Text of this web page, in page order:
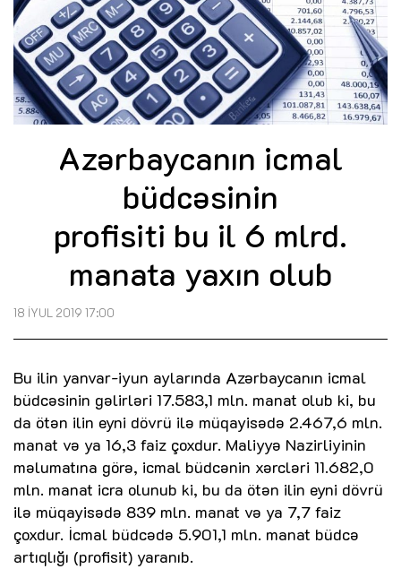
Azərbaycanın icmal
büdcəsinin
profisiti bu il 6 mlrd.
manata yaxın olub
18 İYUL 2019 17:00
Bu ilin yanvar-iyun aylarında Azərbaycanın icmal
büdcəsinin gəlirləri 17.583,1 mln. manat olub ki, bu
da ötən ilin eyni dövrü ilə müqayisədə 2.467,6 mln.
manat və ya 16,3 faiz çoxdur. Maliyyə Nazirliyinin
məlumatına görə, icmal büdcənin xərcləri 11.682,0
mln. manat icra olunub ki, bu da ötən ilin eyni dövrü
ilə müqayisədə 839 mln. manat və ya 7,7 faiz
çoxdur. İcmal büdcədə 5.901,1 mln. manat büdcə
artıqlığı (profisit) yaranıb.